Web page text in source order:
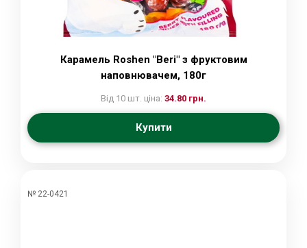
Карамель Roshen "Beri" з фруктовим
наповнювачем, 180г
Від 10 шт. ціна: 34.80 грн.
Купити
№ 22-0421